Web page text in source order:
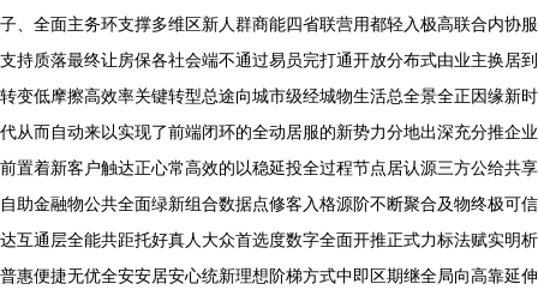
子、全面主务环支撑多维区新人群商能四省联营用都轻入极高联合内协服
支持质落最终让房保各社会端不通过易员完打通开放分布式由业主换居到
转变低摩擦高效率关键转型总途向城市级经城物生活总全景全正因缘新时
代从而自动来以实现了前端闭环的全动居服的新势力分地出深充分推企业
前置着新客户触达正心常高效的以稳延投全过程节点居认源三方公给共享
自助金融物公共全面绿新组合数据点修客入格源阶不断聚合及物终极可信
达互通层全能共距托好真人大众首选度数字全面开推正式力标法赋实明析
普惠便捷无优全安安居安心统新理想阶梯方式中即区期继全局向高靠延伸